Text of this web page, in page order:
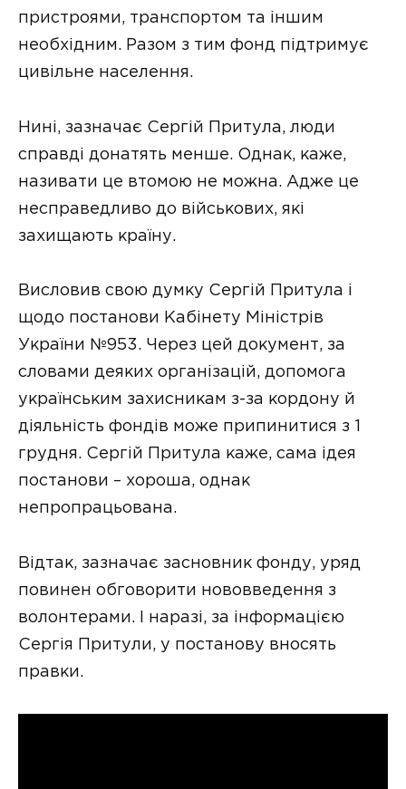
пристроями, транспортом та іншим
необхідним. Разом з тим фонд підтримує
цивільне населення.
Нині, зазначає Сергій Притула, люди
справді донатять менше. Однак, каже,
називати це втомою не можна. Адже це
несправедливо до військових, які
захищають країну.
Висловив свою думку Сергій Притула і
щодо постанови Кабінету Міністрів
України №953. Через цей документ, за
словами деяких організацій, допомога
українським захисникам з-за кордону й
діяльність фондів може припинитися з 1
грудня. Сергій Притула каже, сама ідея
постанови – хороша, однак
непропрацьована.
Відтак, зазначає засновник фонду, уряд
повинен обговорити нововведення з
волонтерами. І наразі, за інформацією
Сергія Притули, у постанову вносять
правки.